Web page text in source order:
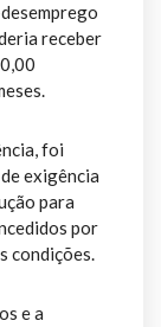
receber
foi
exigência
para
por
condições.
e a